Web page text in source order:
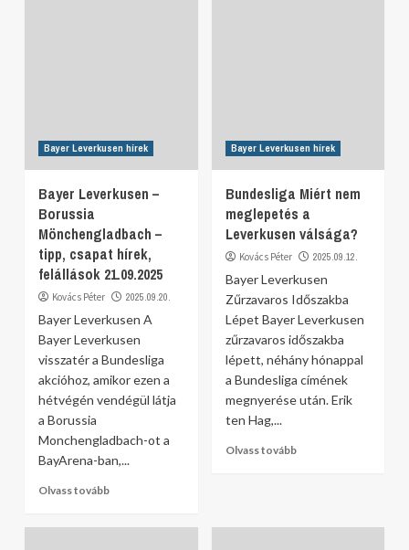
Bayer Leverkusen hírek
Bayer Leverkusen –
Borussia
Mönchengladbach –
tipp, csapat hírek,
felállások 21.09.2025
Kovács Péter 2025.09.20.
Bayer Leverkusen A
Bayer Leverkusen
visszatér a Bundesliga
akcióhoz, amikor ezen a
hétvégén vendégül látja
a Borussia
Monchengladbach-ot a
BayArena-ban,...
Olvass tovább
Bayer Leverkusen hírek
Bundesliga Miért nem
meglepetés a
Leverkusen válsága?
Kovács Péter 2025.09.12.
Bayer Leverkusen
Zűrzavaros Időszakba
Lépet Bayer Leverkusen
zűrzavaros időszakba
lépett, néhány hónappal
a Bundesliga címének
megnyerése után. Erik
ten Hag,...
Olvass tovább